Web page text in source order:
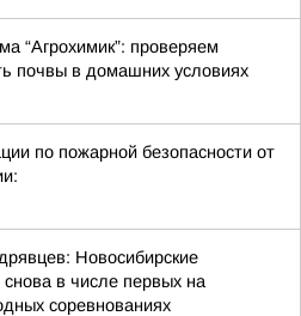
“Агрохимик”: проверяем
почвы в домашних условиях
по пожарной безопасности от
Новосибирские
в числе первых на
соревнованиях